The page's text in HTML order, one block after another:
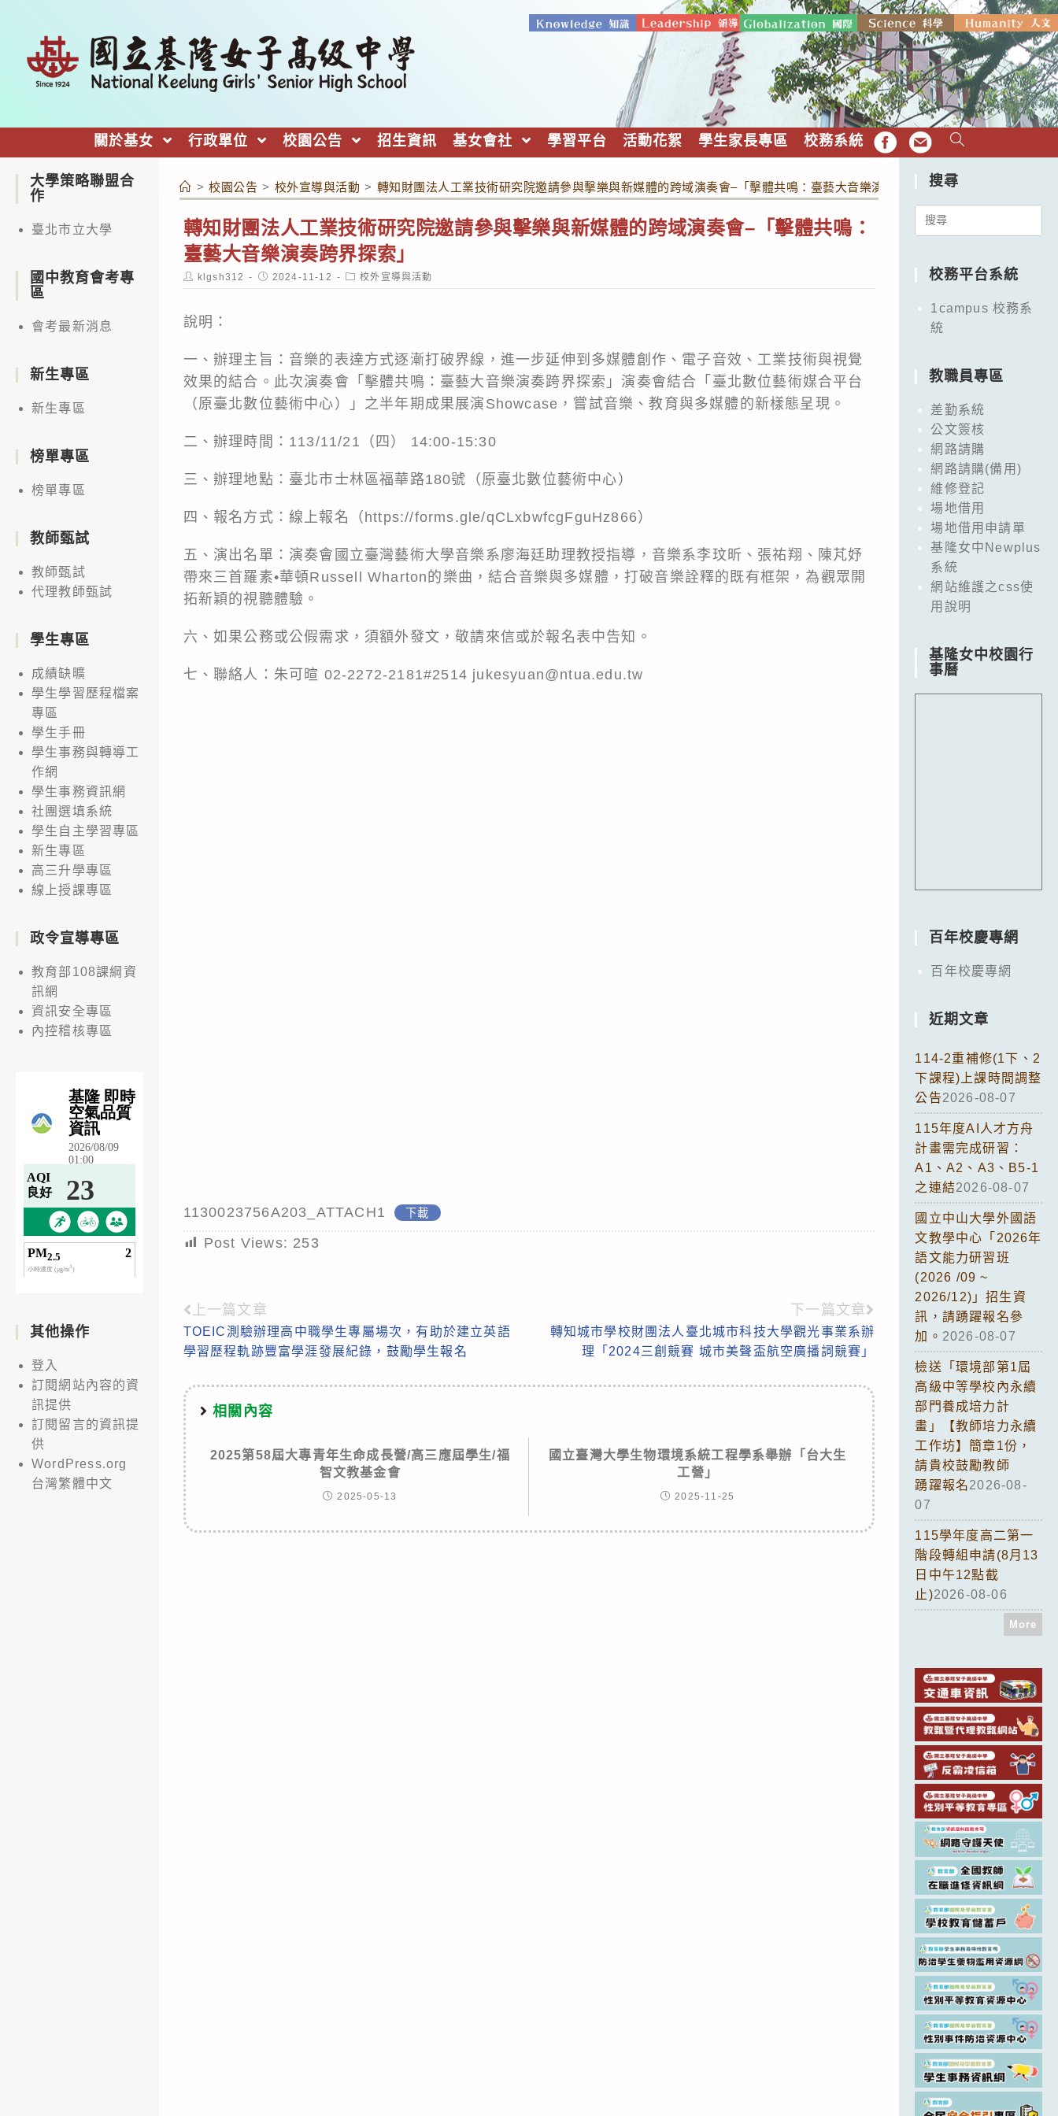
關於基女 行政單位 校園公告 招生資訊 基女會社 學習平台 活動花絮 學生家長專區 校務系統 FB EMAIL
> 校園公告 > 校外宣導與活動 > 轉知財團法人工業技術研究院邀請參與擊樂與新媒體的跨域演奏會–「擊體共鳴：臺藝大音樂演奏跨界探索」
轉知財團法人工業技術研究院邀請參與擊樂與新媒體的跨域演奏會–「擊體共鳴：
臺藝大音樂演奏跨界探索」
Post
author:
klgsh312
Post
published:
2024-11-12
Post
category:
校外宣導與活動
說明：
一、辦理主旨：音樂的表達方式逐漸打破界線，進一步延伸到多媒體創作、電子音效、工業技術與視覺
效果的結合。此次演奏會「擊體共鳴：臺藝大音樂演奏跨界探索」演奏會結合「臺北數位藝術媒合平台
（原臺北數位藝術中心）」之半年期成果展演Showcase，嘗試音樂、教育與多媒體的新樣態呈現。
二、辦理時間：113/11/21（四） 14:00-15:30
三、辦理地點：臺北市士林區福華路180號（原臺北數位藝術中心）
四、報名方式：線上報名（https://forms.gle/qCLxbwfcgFguHz866）
五、演出名單：演奏會國立臺灣藝術大學音樂系廖海廷助理教授指導，音樂系李玟昕、張祐翔、陳芃妤
帶來三首羅素•華頓Russell Wharton的樂曲，結合音樂與多媒體，打破音樂詮釋的既有框架，為觀眾開
拓新穎的視聽體驗。
六、如果公務或公假需求，須額外發文，敬請來信或於報名表中告知。
七、聯絡人：朱可暄 02-2272-2181#2514 jukesyuan@ntua.edu.tw
1130023756A203_ATTACH1 下載
Post Views: 253
Read
more
上一篇文章
TOEIC測驗辦理高中職學生專屬場次，有助於建立英語
學習歷程軌跡豐富學涯發展紀錄，鼓勵學生報名
下一篇文章
轉知城市學校財團法人臺北城市科技大學觀光事業系辦
理「2024三創競賽 城市美聲盃航空廣播詞競賽」
相關內容
2025第58屆大專青年生命成長營/高三應屆學生/福
智文教基金會
2025-05-13
國立臺灣大學生物環境系統工程學系舉辦「台大生
工營」
2025-11-25
大學策略聯盟合
作
臺北市立大學
國中教育會考專
區
會考最新消息
新生專區
新生專區
榜單專區
榜單專區
教師甄試
教師甄試
代理教師甄試
學生專區
成績缺曠
學生學習歷程檔案
專區
學生手冊
學生事務與轉導工
作網
學生事務資訊網
社團選填系統
學生自主學習專區
新生專區
高三升學專區
線上授課專區
政令宣導專區
教育部108課綱資
訊網
資訊安全專區
內控稽核專區
其他操作
登入
訂閱網站內容的資
訊提供
訂閱留言的資訊提
供
WordPress.org
台灣繁體中文
搜尋
Search
校務平台系統
1campus 校務系
統
教職員專區
差勤系統
公文簽核
網路請購
網路請購(備用)
維修登記
場地借用
場地借用申請單
基隆女中Newplus
系統
網站維護之css使
用說明
基隆女中校園行
事曆
百年校慶專網
百年校慶專網
近期文章
114-2重補修(1下、2
下課程)上課時間調整
公告2026-08-07
115年度AI人才方舟
計畫需完成研習：
A1、A2、A3、B5-1
之連結2026-08-07
國立中山大學外國語
文教學中心「2026年
語文能力研習班
(2026 /09 ~
2026/12)」招生資
訊，請踴躍報名參
加。 2026-08-07
檢送「環境部第1屆
高級中等學校內永續
部門養成培力計
畫」【教師培力永續
工作坊】簡章1份，
請貴校鼓勵教師
踴躍報名2026-08-
07
115學年度高二第一
階段轉組申請(8月13
日中午12點截
止)2026-08-06
More